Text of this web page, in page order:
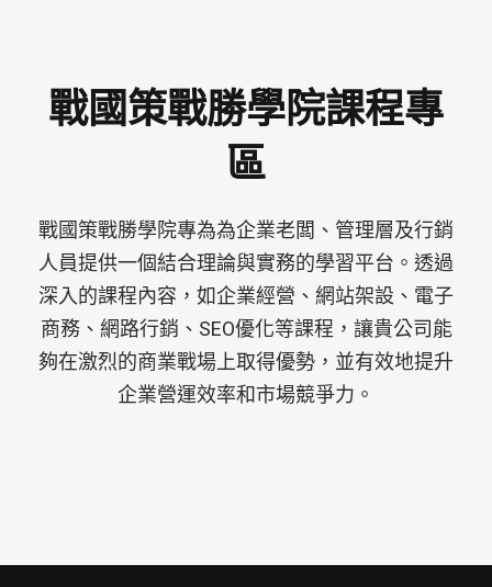
戰國策戰勝學院課程專
區
戰國策戰勝學院專為為企業老闆、管理層及行銷
人員提供一個結合理論與實務的學習平台。透過
深入的課程內容，如企業經營、網站架設、電子
商務、網路行銷、SEO優化等課程，讓貴公司能
夠在激烈的商業戰場上取得優勢，並有效地提升
企業營運效率和市場競爭力。